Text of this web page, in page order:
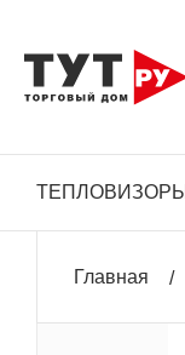
ТЕПЛОВИЗОРЫ
Главная